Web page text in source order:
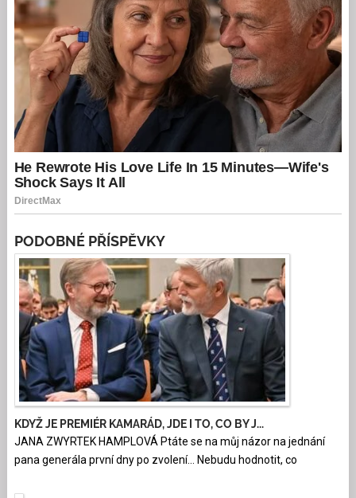
PODOBNÉ PŘÍSPĚVKY
KDYŽ JE PREMIÉR KAMARÁD, JDE I TO, CO BY J...
JANA ZWYRTEK HAMPLOVÁ Ptáte se na můj názor na jednání
pana generála první dny po zvolení… Nebudu hodnotit, co